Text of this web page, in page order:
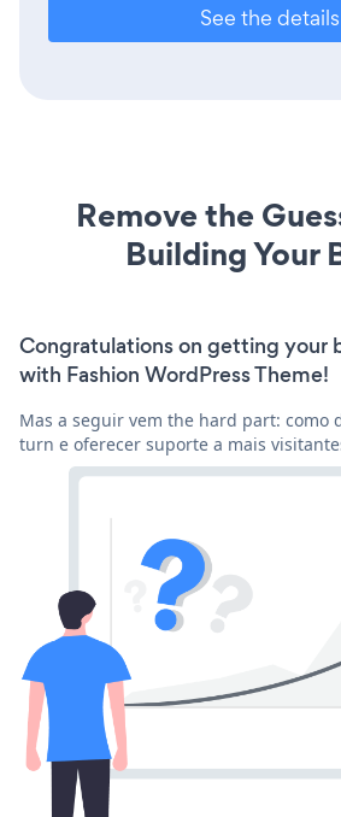
See the details
Remove the
Building Your
Congratulations on getting your
with Fashion WordPress Theme!
Mas a seguir vem the hard part: como
turn e oferecer suporte a mais